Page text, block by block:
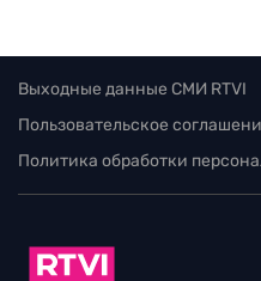
Выходные данные СМИ RTVI
Пользовательское
Политика обработки